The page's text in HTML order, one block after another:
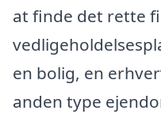
at finde det rette
en bolig, en
anden type